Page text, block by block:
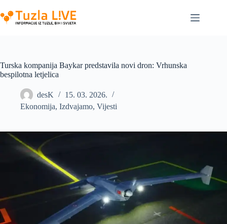
to
content
Turska kompanija Baykar predstavila novi dron: Vrhunska
bespilotna letjelica
desK
15. 03. 2026.
Ekonomija, Izdvajamo, Vijesti